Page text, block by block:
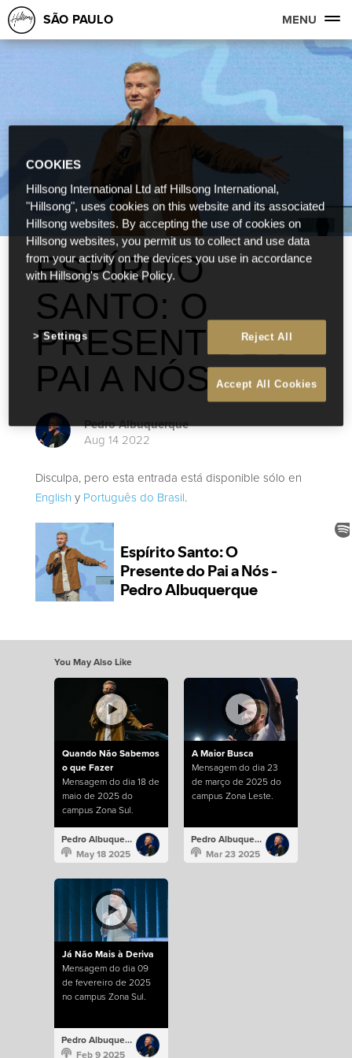
SÃO PAULO MENU
ESPÍRITO
SANTO: O
PRESENTE DO
PAI A NÓS
Pedro Albuquerque
Aug 14 2022
Disculpa, pero esta entrada está disponible sólo en
English y Português do Brasil.
You May Also Like
Quando Não Sabemos
o que Fazer
Mensagem do dia 18 de
maio de 2025 do
campus Zona Sul.
Pedro Albuquerque
May 18 2025
A Maior Busca
Mensagem do dia 23
de março de 2025 do
campus Zona Leste.
Pedro Albuquerque
Mar 23 2025
Já Não Mais à Deriva
Mensagem do dia 09
de fevereiro de 2025
no campus Zona Sul.
Pedro Albuquerque
Feb 9 2025
COOKIES
Hillsong International Ltd atf Hillsong International,
"Hillsong", uses cookies on this website and its associated
Hillsong websites. By accepting the use of cookies on
Hillsong websites, you permit us to collect and use data
from your activity on the devices you use in accordance
with Hillsong's Cookie Policy.
Reject All
Accept All Cookies
Settings